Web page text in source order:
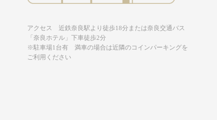
アクセス 近鉄奈良駅より徒歩18分または奈良交通バス
「奈良ホテル」下車徒歩2分
※駐車場1台有 満車の場合は近隣のコインパーキングを
ご利用ください